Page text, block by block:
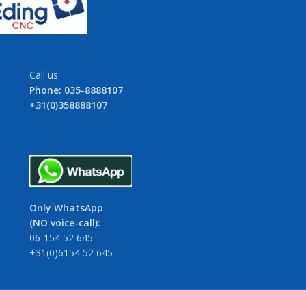
Call us:
Phone: 035-8888107
+31(0)358888107
Only WhatsApp
(NO voice-call):
06-154 52 645
+31(0)6154 52 645